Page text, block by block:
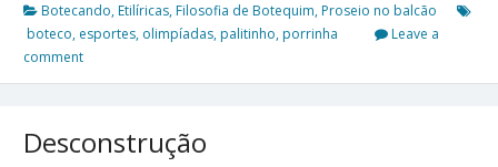
Botecando, Etilíricas, Filosofia de Botequim, Proseio no balcão
boteco, esportes, olimpíadas, palitinho, porrinha
Leave a
comment
Desconstrução